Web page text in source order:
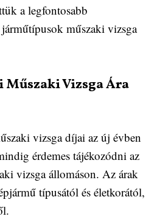
a legfontosabb
műszaki vizsga
Műszaki Vizsga Ára
vizsga díjai az új évben
érdemes tájékozódni az
vizsga állomáson. Az árak
típusától és életkorától,